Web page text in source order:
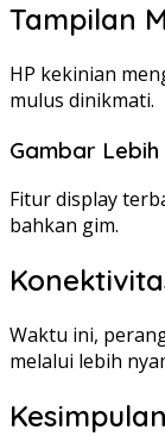
Tampilan
HP kekinian
mulus dinikmati.
Gambar Lebih
Fitur display
bahkan gim.
Waktu ini,
melalui lebih